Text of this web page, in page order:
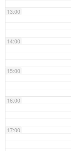
13:00
14:00
15:00
16:00
17:00